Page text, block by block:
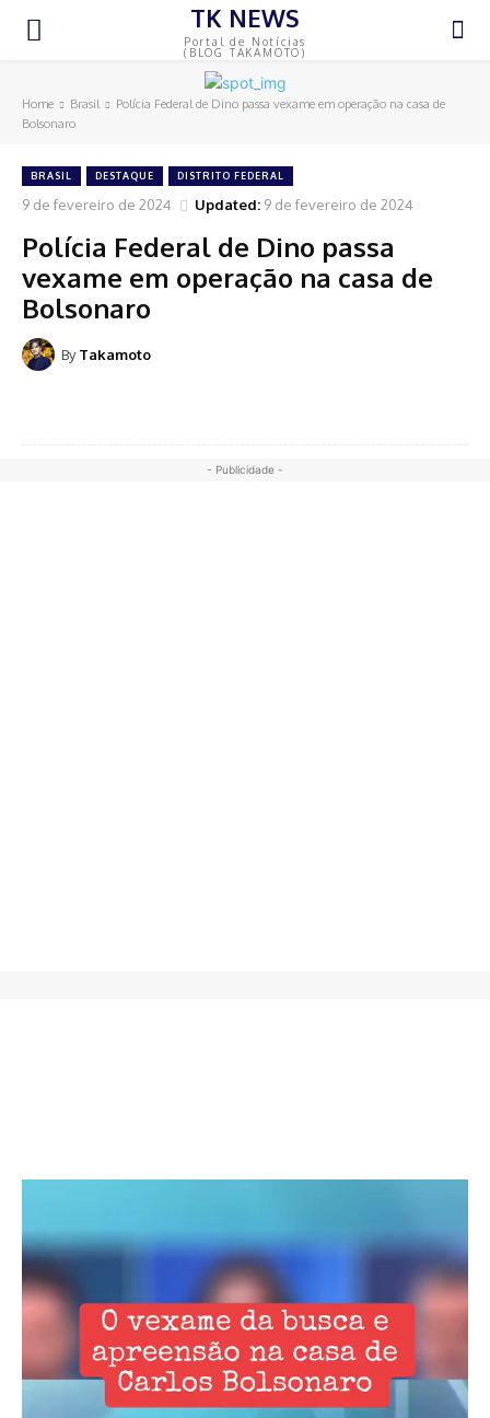
TK NEWS
Portal de Notícias
(BLOG TAKAMOTO)
Home Brasil
Polícia Federal de Dino passa vexame em operação na casa de
Bolsonaro
BRASIL DESTAQUE DISTRITO FEDERAL
9 de fevereiro de 2024 Updated: 9 de fevereiro de 2024
Polícia Federal de Dino passa
vexame em operação na casa de
Bolsonaro
By Takamoto
- Publicidade -